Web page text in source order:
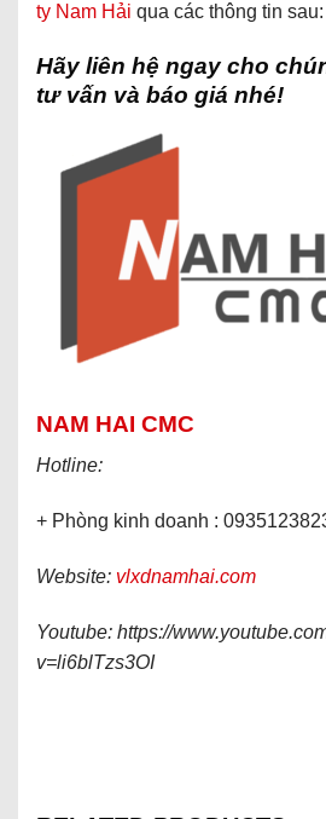
ty Nam Hải qua các thông tin sau:
Hãy liên hệ ngay cho
tư vấn và báo giá nhé!
NAM HAI CMC
Hotline:
+ Phòng kinh doanh :
Website: vlxdnamhai.com
Youtube: https://
v=li6blTzs3OI